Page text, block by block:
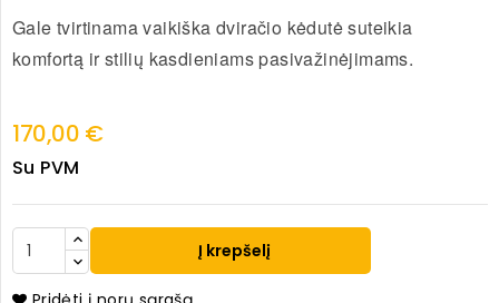
Gale tvirtinama vaikiška dviračio kėdutė suteikia
komfortą ir stilių kasdieniams pasivažinėjimams.
170,00 €
Su PVM
Į krepšelį